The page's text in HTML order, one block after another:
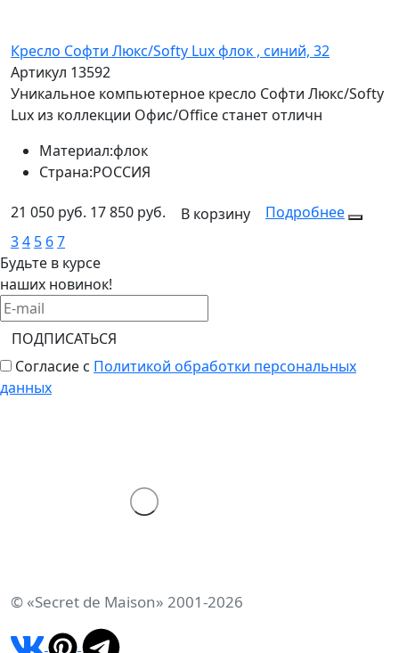
Кресло Софти Люкс/Softy Lux флок , синий, 32
Артикул 13592
Уникальное компьютерное кресло Софти Люкс/Softy
Lux из коллекции Офис/Office станет отличн
Материал:флок
Страна:РОССИЯ
21 050 руб. 17 850 руб. В корзину
Подробнее
34 5 67
Будьте в курсе
наших новинок!
ПОДПИСАТЬСЯ
Согласие с Политикой обработки персональных
данных
© «Secret de Maison» 2001-2026